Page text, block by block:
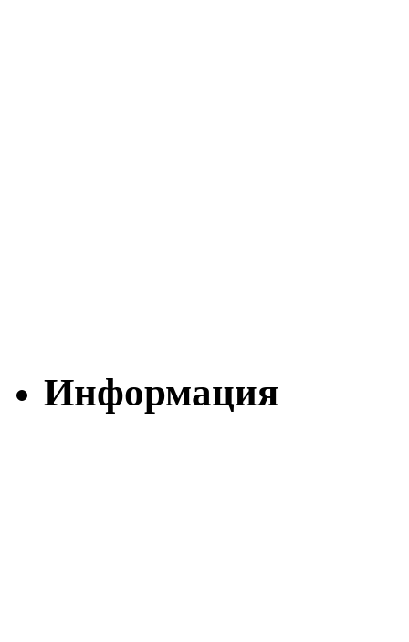
Информация